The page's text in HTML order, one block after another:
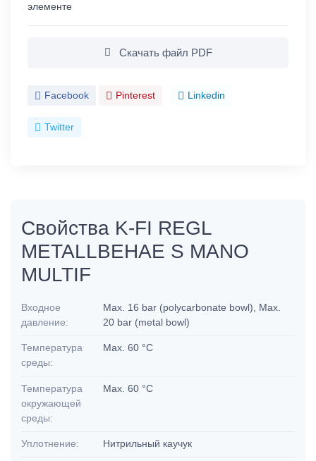
элементе
Скачать файл PDF
Facebook Pinterest Linkedin
Twitter
Свойства K-FI REGL
METALLBEHAE S MANO
MULTIF
Входное
давление:
Max. 16 bar (polycarbonate bowl), Max.
20 bar (metal bowl)
Температура
среды:
Max. 60 °C
Температура
окружающей
среды:
Max. 60 °C
Уплотнение: Нитрильный каучук